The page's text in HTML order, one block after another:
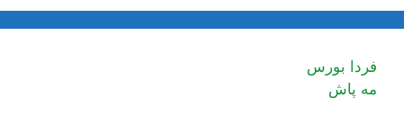
فردا بورس
مه پاش